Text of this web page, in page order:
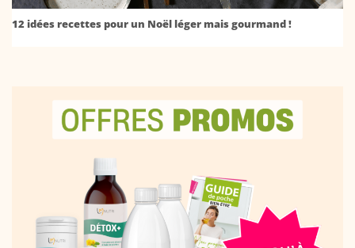
12 idées recettes pour un Noël léger mais gourmand !